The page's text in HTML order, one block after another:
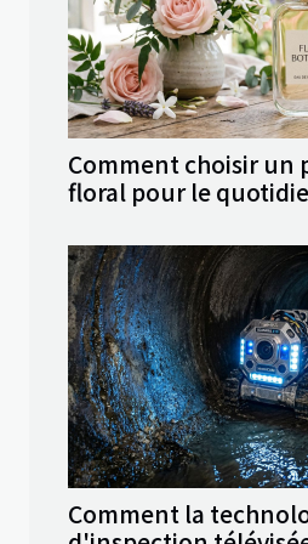
Comment choisir un
floral pour le
Comment la